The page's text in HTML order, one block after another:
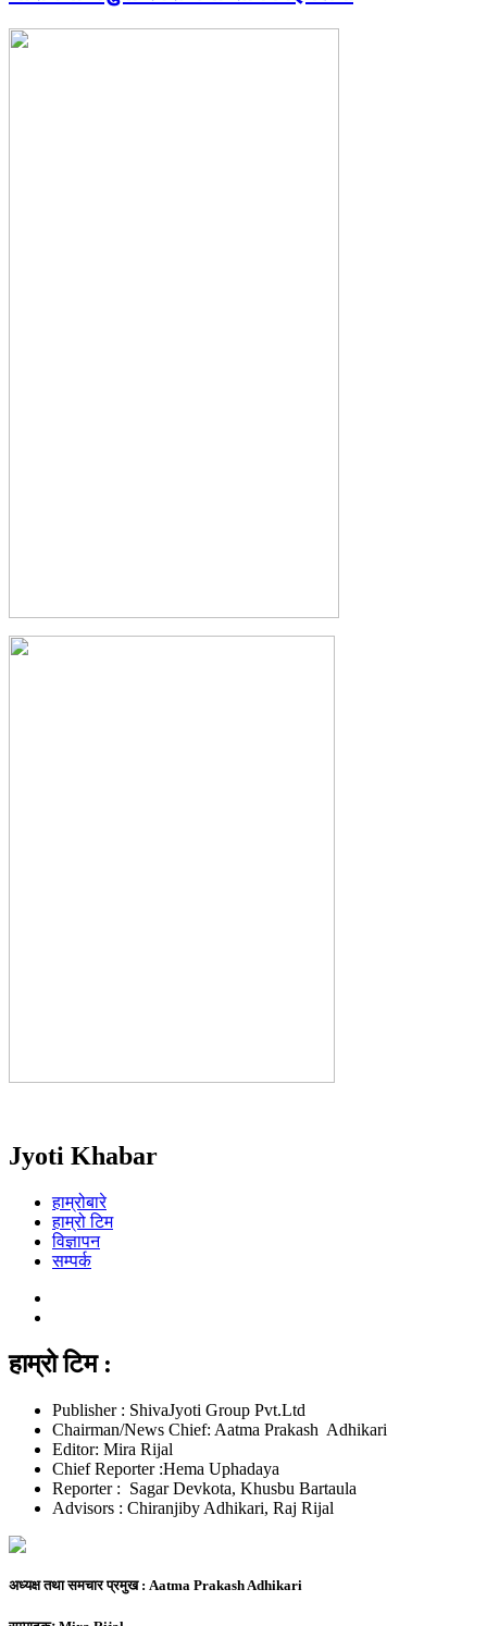
Jyoti Khabar
हाम्रोबारे
हाम्रो टिम
विज्ञापन
सम्पर्क
हाम्रो टिम :
Publisher : ShivaJyoti Group Pvt.Ltd
Chairman/News Chief: Aatma Prakash Adhikari
Editor: Mira Rijal
Chief Reporter :Hema Uphadaya
Reporter : Sagar Devkota, Khusbu Bartaula
Advisors : Chiranjiby Adhikari, Raj Rijal
अध्यक्ष तथा समचार प्रमुख : Aatma Prakash Adhikari